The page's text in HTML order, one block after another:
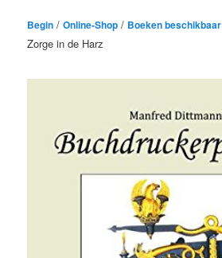
Begin /Online-Shop / Boeken beschikbaar
Zorge in de Harz